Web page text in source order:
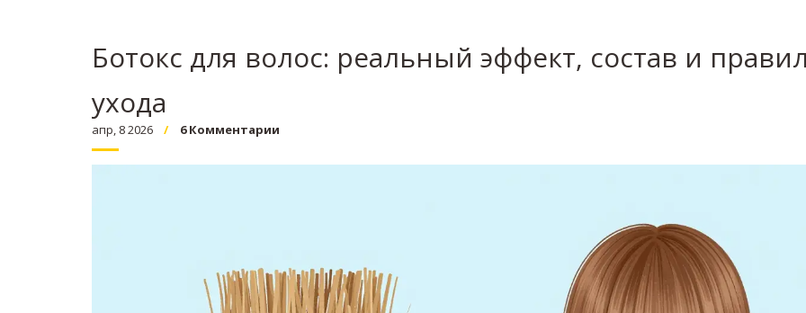
Ботокс для волос: реальный эффект, состав и
ухода
апр, 8 2026 6 Комментарии